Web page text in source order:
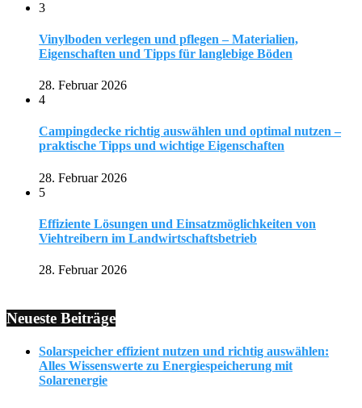
3
Vinylboden verlegen und pflegen – Materialien,
Eigenschaften und Tipps für langlebige Böden
28. Februar 2026
4
Campingdecke richtig auswählen und optimal nutzen –
praktische Tipps und wichtige Eigenschaften
28. Februar 2026
5
Effiziente Lösungen und Einsatzmöglichkeiten von
Viehtreibern im Landwirtschaftsbetrieb
28. Februar 2026
Neueste Beiträge
Solarspeicher effizient nutzen und richtig auswählen:
Alles Wissenswerte zu Energiespeicherung mit
Solarenergie